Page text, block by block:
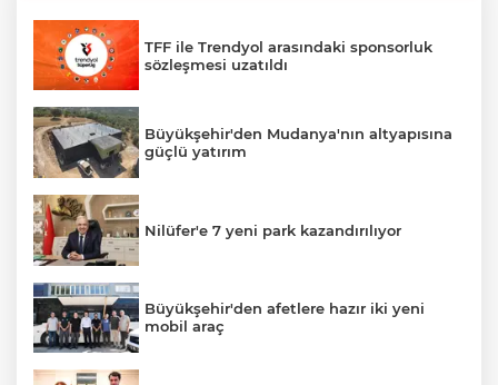
TFF ile Trendyol arasındaki sponsorluk
sözleşmesi uzatıldı
Büyükşehir'den Mudanya'nın altyapısına
güçlü yatırım
Nilüfer'e 7 yeni park kazandırılıyor
Büyükşehir'den afetlere hazır iki yeni
mobil araç